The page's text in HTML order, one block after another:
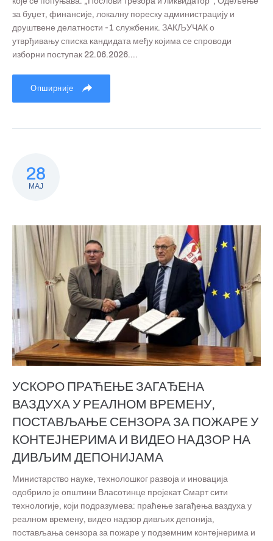
за буџет, финансије, локалну пореску администрацију и
друштвене делатности -1 службеник. ЗАКЉУЧАК о
утврђивању списка кандидата међу којима се спроводи
изборни поступак 22.06.2026....
Опширније
28
МАЈ
УСКОРО ПРАЋЕЊЕ ЗАГАЂЕНА
ВАЗДУХА У РЕАЛНОМ ВРЕМЕНУ,
ПОСТАВЉАЊЕ СЕНЗОРА ЗА ПОЖАРЕ У
КОНТЕЈНЕРИМА И ВИДЕО НАДЗОР НА
ДИВЉИМ ДЕПОНИЈАМА
Министарство науке, технолошког развоја и иновација
одобрило је општини Власотинце пројекат Смарт сити
технологије, који подразумева: праћење загађења ваздуха у
реалном времену, видео надзор дивљих депонија,
постављања сензора за пожаре у подземним контејнерима и